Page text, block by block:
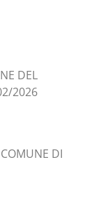
DEL
2026
DI